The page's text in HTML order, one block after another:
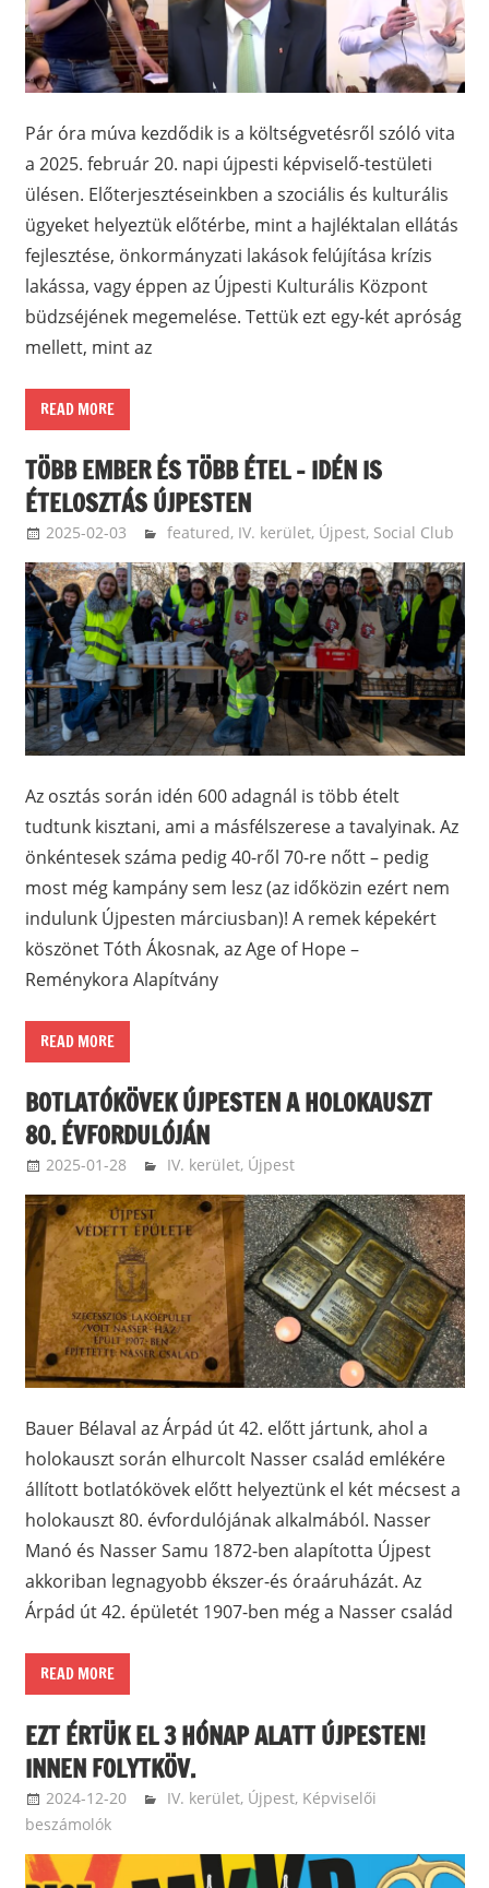
Pár óra múva kezdődik is a költségvetésről szóló vita
a 2025. február 20. napi újpesti képviselő-testületi
ülésen. Előterjesztéseinkben a szociális és kulturális
ügyeket helyeztük előtérbe, mint a hajléktalan ellátás
fejlesztése, önkormányzati lakások felújítása krízis
lakássa, vagy éppen az Újpesti Kulturális Központ
büdzséjének megemelése. Tettük ezt egy-két apróság
mellett, mint az
READ MORE
TÖBB EMBER ÉS TÖBB ÉTEL – IDÉN IS
ÉTELOSZTÁS ÚJPESTEN
2025-02-03 ketfarkukutya
featured, IV. kerület, Újpest, Social Club
Az osztás során idén 600 adagnál is több ételt
tudtunk kisztani, ami a másfélszerese a tavalyinak. Az
önkéntesek száma pedig 40-ről 70-re nőtt – pedig
most még kampány sem lesz (az időközin ezért nem
indulunk Újpesten márciusban)! A remek képekért
köszönet Tóth Ákosnak, az Age of Hope –
Reménykora Alapítvány
READ MORE
BOTLATÓKÖVEK ÚJPESTEN A HOLOKAUSZT
80. ÉVFORDULÓJÁN
2025-01-28 ketfarkukutya
IV. kerület, Újpest
Bauer Bélaval az Árpád út 42. előtt jártunk, ahol a
holokauszt során elhurcolt Nasser család emlékére
állított botlatókövek előtt helyeztünk el két mécsest a
holokauszt 80. évfordulójának alkalmából. Nasser
Manó és Nasser Samu 1872-ben alapította Újpest
akkoriban legnagyobb ékszer-és óraáruházát. Az
Árpád út 42. épületét 1907-ben még a Nasser család
READ MORE
EZT ÉRTÜK EL 3 HÓNAP ALATT ÚJPESTEN!
INNEN FOLYTKÖV.
2024-12-20 ketfarkukutya
IV. kerület, Újpest, Képviselői
beszámolók